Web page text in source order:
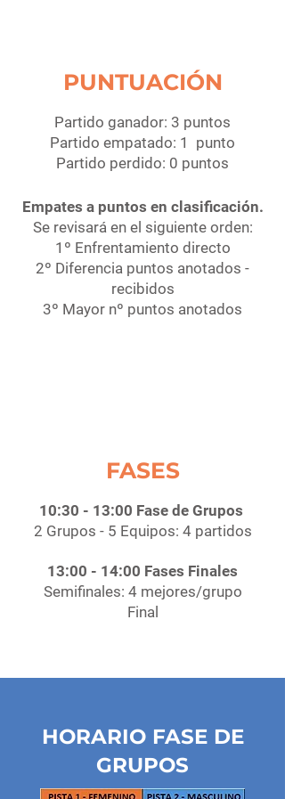
PUNTUACIÓN
Partido ganador: 3 puntos
Partido empatado: 1 punto
Partido perdido: 0 puntos
Empates a puntos en clasificación.
Se revisará en el siguiente orden:
1º Enfrentamiento directo
2º Diferencia puntos anotados -
recibidos
3º Mayor nº puntos anotados
FASES
10:30 - 13:00 Fase de Grupos
2 Grupos - 5 Equipos: 4 partidos
13:00 - 14:00 Fases Finales
Semifinales: 4 mejores/grupo
Final
HORARIO FASE DE
GRUPOS